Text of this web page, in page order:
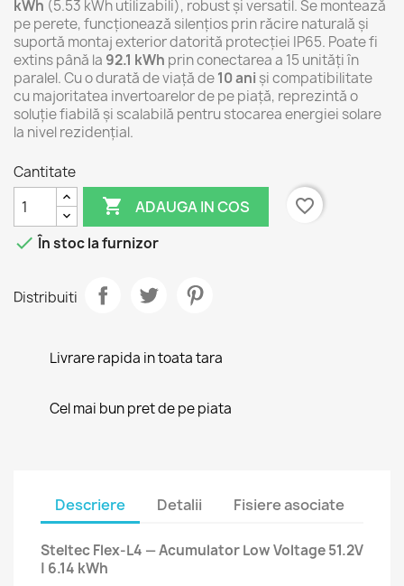
kWh (5.53 kWh utilizabili), robust și versatil. Se montează
pe perete, funcționează silențios prin răcire naturală și
suportă montaj exterior datorită protecției IP65. Poate fi
extins până la 92.1 kWh prin conectarea a 15 unități în
paralel. Cu o durată de viață de10 ani și compatibilitate
cu majoritatea invertoarelor de pe piață, reprezintă o
soluție fiabilă și scalabilă pentru stocarea energiei solare
la nivel rezidențial.
Cantitate
 ADAUGA IN COS
favorite_border
 În stoc la furnizor
Distribuiti
Livrare rapida in toata tara
Cel mai bun pret de pe piata
Descriere Detalii Fisiere asociate
Steltec Flex-L4 — Acumulator Low Voltage 51.2V
| 6.14 kWh